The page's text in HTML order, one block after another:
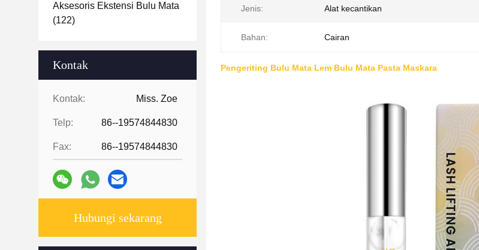
Aksesoris Ekstensi Bulu Mata
(122)
Kontak
Kontak: Miss. Zoe
Telp: 86--19574844830
Fax: 86--19574844830
Hubungi sekarang
Jenis: Alat kecantikan
Bahan: Cairan
Pengeriting Bulu Mata Lem Bulu Mata Pasta Maskara